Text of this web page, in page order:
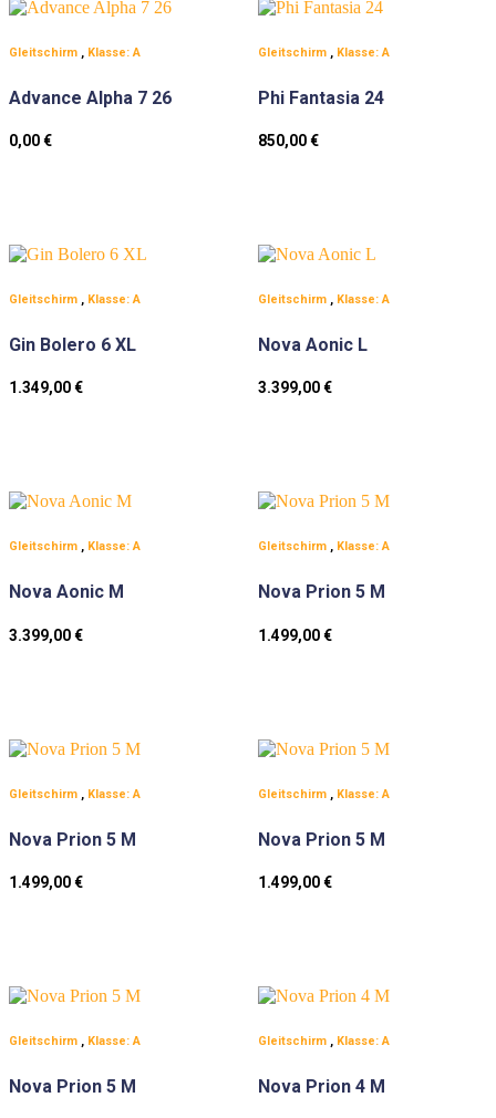
Gleitschirm , Klasse: A
Advance Alpha 7 26
0,00€
Gleitschirm, Klasse: A
Phi Fantasia 24
850,00€
Gleitschirm , Klasse: A
Gin Bolero 6 XL
1.349,00€
Gleitschirm, Klasse: A
Nova Aonic L
3.399,00€
Gleitschirm , Klasse: A
Nova Aonic M
3.399,00€
Gleitschirm, Klasse: A
Nova Prion 5 M
1.499,00€
Gleitschirm Klasse: A
Nova Prion 5 M
1.499,00€
Gleitschirm, Klasse: A
Nova Prion 5 M
1.499,00€
Gleitschirm , Klasse: A
Nova Prion 5 M
Gleitschirm, Klasse: A
Nova Prion 4 M